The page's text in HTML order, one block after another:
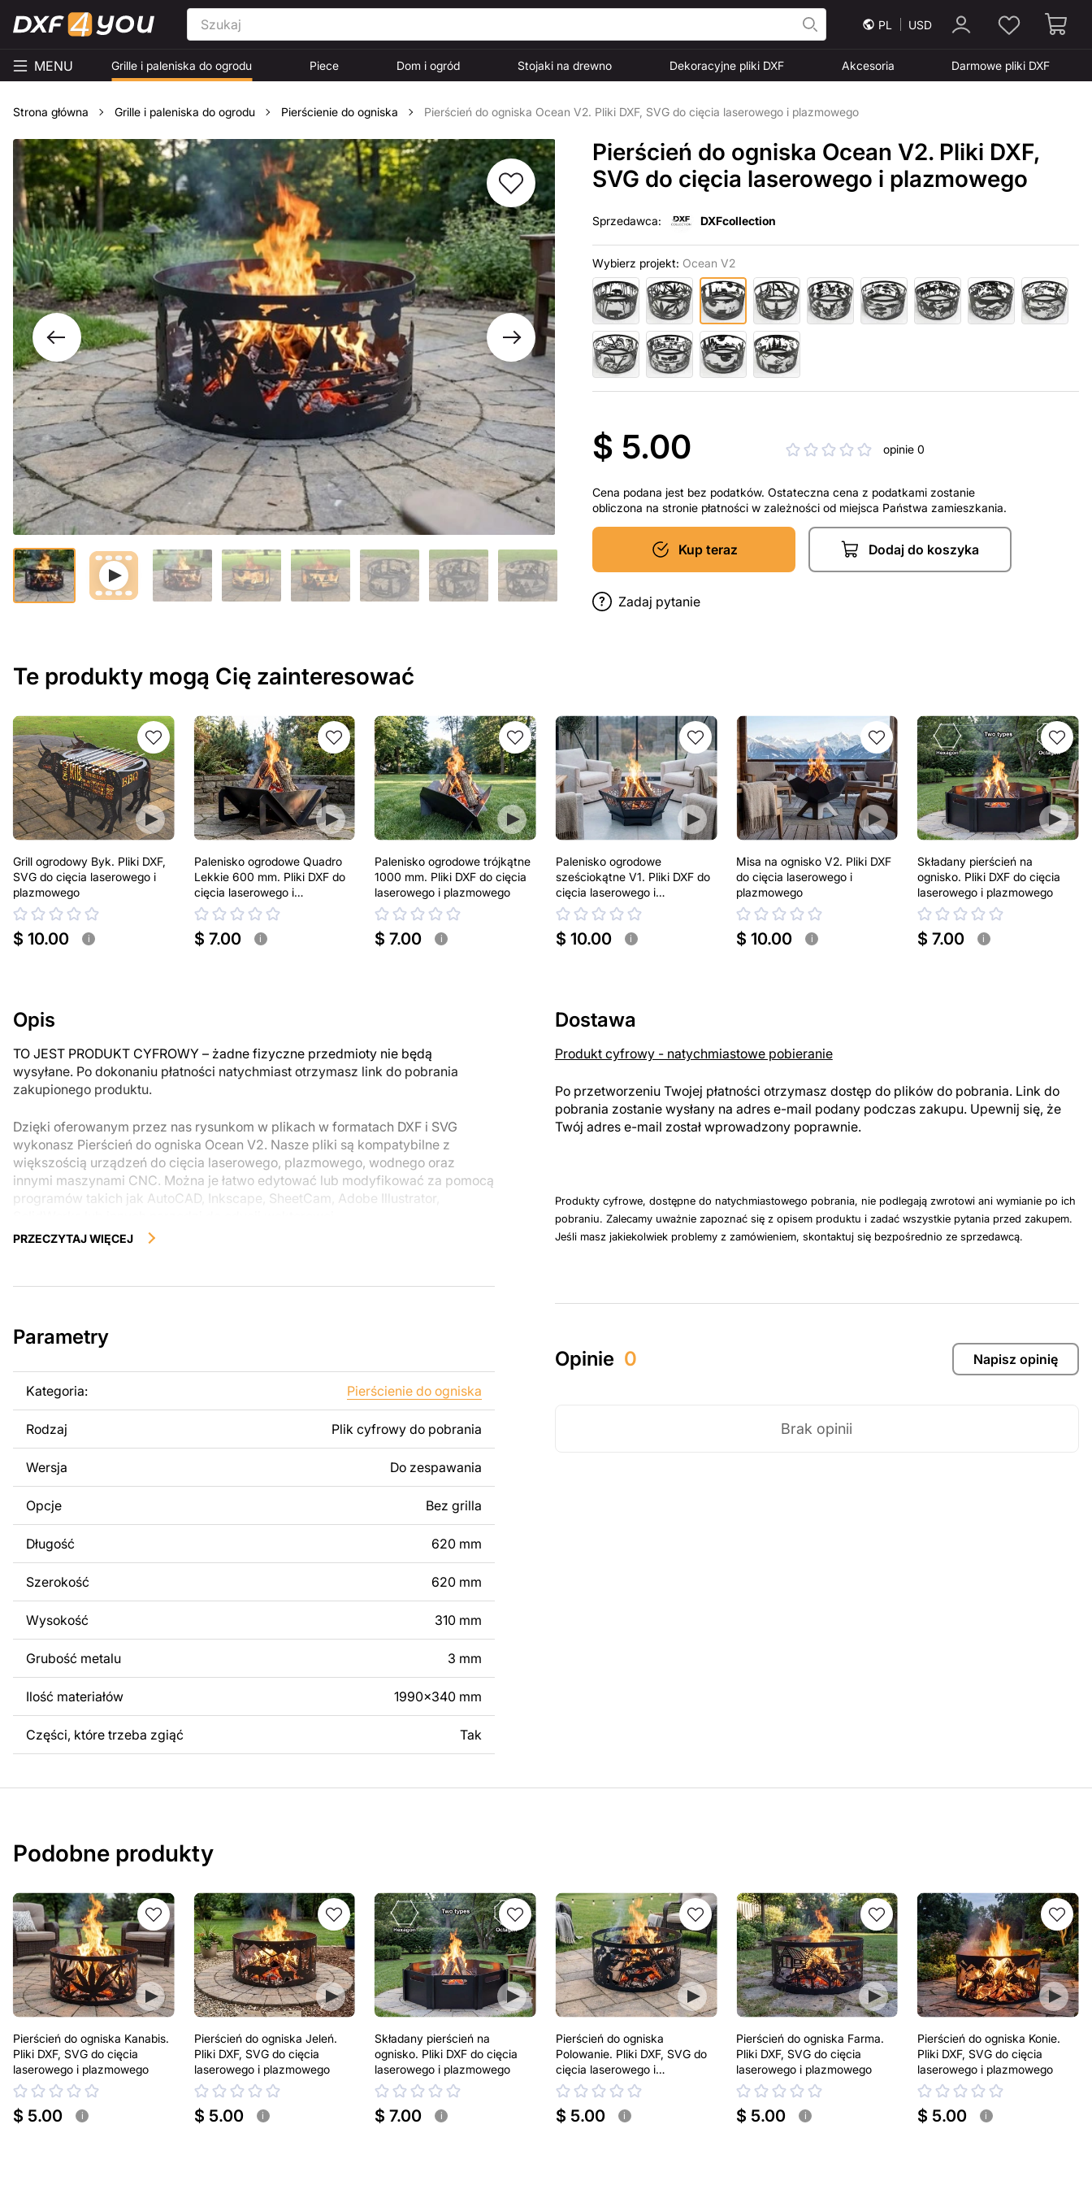
PL USD
MENU Grille i paleniska do ogrodu Piece Dom i ogród Stojaki na drewno Dekoracyjne pliki DXF Akcesoria Darmowe pliki DXF
Strona główna Grille i paleniska do ogrodu Pierścienie do ogniska Pierścień do ogniska Ocean V2. Pliki DXF, SVG do cięcia laserowego i plazmowego
Pierścień do ogniska Ocean V2. Pliki DXF,
SVG do cięcia laserowego i plazmowego
Sprzedawca: DXFcollection
Wybierz projekt: Ocean V2
$ 5.00 opinie 0
Cena podana jest bez podatków. Ostateczna cena z podatkami zostanie
obliczona na stronie płatności w zależności od miejsca Państwa zamieszkania.
Kup teraz Dodaj do koszyka
Zadaj pytanie
Te produkty mogą Cię zainteresować
Grill ogrodowy Byk. Pliki DXF,
SVG do cięcia laserowego i
plazmowego
$ 10.00 i
Palenisko ogrodowe Quadro
Lekkie 600 mm. Pliki DXF do
cięcia laserowego i
plazmowego
$ 7.00 i
Palenisko ogrodowe trójkątne
1000 mm. Pliki DXF do cięcia
laserowego i plazmowego
$ 7.00 i
Palenisko ogrodowe
sześciokątne V1. Pliki DXF do
cięcia laserowego i
plazmowego
$ 10.00 i
Misa na ognisko V2. Pliki DXF
do cięcia laserowego i
plazmowego
$ 10.00 i
Składany pierścień na
ognisko. Pliki DXF do cięcia
laserowego i plazmowego
$ 7.00 i
Opis
TO JEST PRODUKT CYFROWY – żadne fizyczne przedmioty nie będą
wysyłane. Po dokonaniu płatności natychmiast otrzymasz link do pobrania
zakupionego produktu.
Dzięki oferowanym przez nas rysunkom w plikach w formatach DXF i SVG
wykonasz Pierścień do ogniska Ocean V2. Nasze pliki są kompatybilne z
większością urządzeń do cięcia laserowego, plazmowego, wodnego oraz
innymi maszynami CNC. Można je łatwo edytować lub modyfikować za pomocą
programów takich jak AutoCAD, Inkscape, SheetCam, Adobe Illustrator,
zostały zaprojektowane z myślą o nowoczesnej estetyce i łatwym montażu, aby
Można używać tych plików do tworzenia gotowych produktów zarówno do
odsprzedaż lub udostępnianie oryginalnych bądź zmodyfikowanych plików jest
surowo zabronione.
Za dodatkową opłatą możemy dostosować projekt poprzez dodanie tekstu,
obrazów lub logo Twojej firmy albo wprowadzenie innych modyfikacji według
Twoich potrzeb. Jeśli potrzebujesz indywidualnego projektu metalowego
produktu, skontaktuj się z nami.
Jeśli masz jakiekolwiek pytania lub potrzebujesz pomocy, skontaktuj się z nami
w dowolnym momencie – zawsze chętnie pomożemy.
PRZECZYTAJ WIĘCEJ
Parametry
Kategoria: Pierścienie do ogniska
Rodzaj Plik cyfrowy do pobrania
Wersja Do zespawania
Opcje Bez grilla
Długość 620 mm
Szerokość 620 mm
Wysokość 310 mm
Grubość metalu 3 mm
Ilość materiałów 1990x340 mm
Części, które trzeba zgiąć Tak
Dostawa
Produkt cyfrowy - natychmiastowe pobieranie
Po przetworzeniu Twojej płatności otrzymasz dostęp do plików do pobrania. Link do
pobrania zostanie wysłany na adres e-mail podany podczas zakupu. Upewnij się, że
Twój adres e-mail został wprowadzony poprawnie.
Produkty cyfrowe, dostępne do natychmiastowego pobrania, nie podlegają zwrotowi ani wymianie po ich
pobraniu. Zalecamy uważnie zapoznać się z opisem produktu i zadać wszystkie pytania przed zakupem.
Jeśli masz jakiekolwiek problemy z zamówieniem, skontaktuj się bezpośrednio ze sprzedawcą.
Opinie 0 Napisz opinię
Brak opinii
Podobne produkty
Pierścień do ogniska Kanabis.
Pliki DXF, SVG do cięcia
laserowego i plazmowego
$ 5.00 i
Pierścień do ogniska Jeleń.
Pliki DXF, SVG do cięcia
laserowego i plazmowego
$ 5.00 i
Składany pierścień na
ognisko. Pliki DXF do cięcia
laserowego i plazmowego
$ 7.00 i
Pierścień do ogniska
Polowanie. Pliki DXF, SVG do
cięcia laserowego i
plazmowego
$ 5.00 i
Pierścień do ogniska Farma.
Pliki DXF, SVG do cięcia
laserowego i plazmowego
$ 5.00 i
Pierścień do ogniska Konie.
Pliki DXF, SVG do cięcia
laserowego i plazmowego
$ 5.00 i